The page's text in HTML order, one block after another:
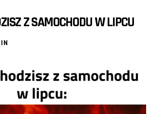
Z SAMOCHODU W LIPCU